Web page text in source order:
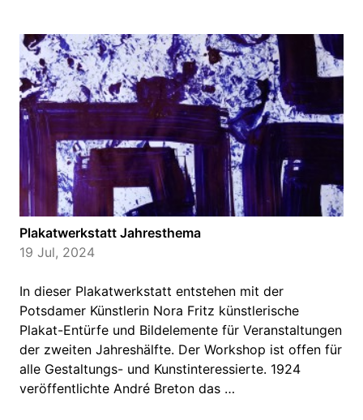
Plakatwerkstatt Jahresthema
19 Jul, 2024
In dieser Plakatwerkstatt entstehen mit der
Potsdamer Künstlerin Nora Fritz künstlerische
Plakat-Entürfe und Bildelemente für Veranstaltungen
der zweiten Jahreshälfte. Der Workshop ist offen für
alle Gestaltungs- und Kunstinteressierte. 1924
veröffentlichte André Breton das …